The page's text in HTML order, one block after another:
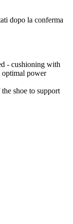
dopo la conferma
- cushioning with
optimal power
shoe to support